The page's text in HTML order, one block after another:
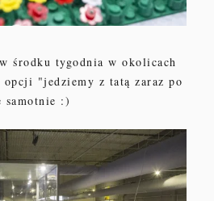
wśrodku tygodnia w okolicach
opcji "jedziemy z tatą zaraz po
samotnie :)